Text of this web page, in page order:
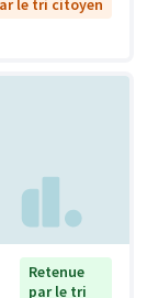
Retenue
par le tri